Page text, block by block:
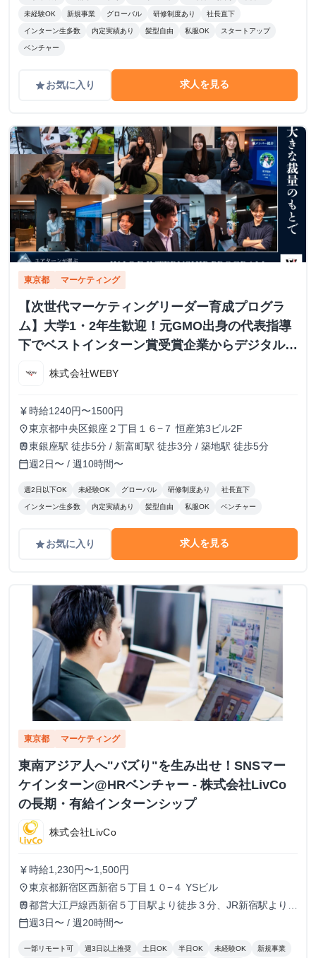
未経験OK 新規事業 グローバル 研修制度あり 社長直下
インターン生多数 内定実績あり 髪型自由 私服OK スタートアップ
ベンチャー
gradeお気に入り 求人を見る
東京都 マーケティング
【次世代マーケティングリーダー育成プログラ
ム】大学1・2年生歓迎！元GMO出身の代表指導
下でベストインターン賞受賞企業からデジタルマ
株式会社WEBY
currency_yen 時給1240円〜1500円
place東京都中央区銀座２丁目１６−７ 恒産第3ビル2F
train東銀座駅 徒歩5分 / 新富町駅 徒歩3分 / 築地駅 徒歩5分
calendar_today週2日〜 / 週10時間〜
週2日以下OK 未経験OK グローバル 研修制度あり 社長直下
インターン生多数 内定実績あり 髪型自由 私服OK ベンチャー
gradeお気に入り 求人を見る
東京都 マーケティング
東南アジア人へ"バズり"を生み出せ！SNSマー
ケインターン@HRベンチャー - 株式会社LivCo
の長期・有給インターンシップ
株式会社LivCo
currency_yen 時給1,230円〜1,500円
place東京都新宿区西新宿５丁目１０−４ YSビル
train都営大江戸線西新宿５丁目駅より徒歩３分、JR新宿駅より徒
歩20分、東京メトロ丸の内線西新宿駅より徒歩10分
calendar_today週3日〜 / 週20時間〜
一部リモート可 週3日以上推奨 土日OK 半日OK 未経験OK 新規事業